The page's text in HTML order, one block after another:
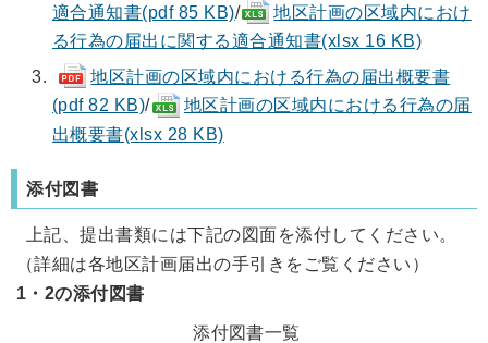
適合通知書(pdf 85 KB)/
地区計画の区域内におけ
る行為の届出に関する適合通知書(xlsx 16 KB)
地区計画の区域内における行為の届出概要書
(pdf 82 KB)/
地区計画の区域内における行為の届
出概要書(xlsx 28 KB)
添付図書
上記、提出書類には下記の図面を添付してください。
（詳細は各地区計画届出の手引きをご覧ください）
1・2の添付図書
添付図書一覧